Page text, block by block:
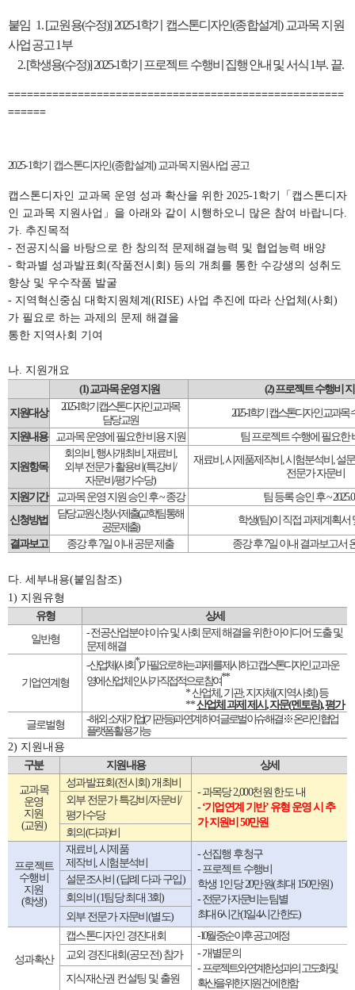
붙임 1. [교원용(수정)] 2025-1학기 캡스톤디자인(종합설계) 교과목 지원
사업 공고 1부
2. [학생용(수정)] 2025-1학기 프로젝트 수행비 집행 안내 및 서식 1부. 끝.
=====================================================
======
2025-1학기 캡스톤디자인(종합설계) 교과목 지원사업 공고
캡스톤디자인 교과목 운영 성과 확산을 위한 2025-1학기「캡스톤디자
인 교과목 지원사업」을 아래와 같이 시행하오니 많은 참여 바랍니다.
가. 추진목적
- 전공지식을 바탕으로 한 창의적 문제해결능력 및 협업능력 배양
- 학과별 성과발표회(작품전시회) 등의 개최를 통한 수강생의 성취도
향상 및 우수작품 발굴
- 지역혁신중심 대학지원체계(RISE) 사업 추진에 따라 산업체(사회)
가 필요로 하는 과제의 문제 해결을
통한 지역사회 기여
나. 지원개요
(1)교과목 운영 지원 (2)프로젝트 수행비
지원대상
2025-1학기 캡스톤디자인 교과목
담당 교원
2025-1학기 캡스톤디자인 교과목
지원내용
교과목 운영에 필요한 비용 지원 팀 프로젝트 수행에 필요한
지원항목
회의비 ,행사개최비 ,재료비 ,
외부 전문가 활용비(특강비/
자문비/평가수당)
재료비 ,시제품제작비 ,시험분석비 ,설
전문가 자문비
지원기간
교과목 운영 지원 승인 후~종강 팀 등록 승인 후~
신청방법
담당 교원 신청서 제출(교학팀 통해
공문 제출)
학생(팀)이 직접 과제계획서
결과보고
종강 후7일 이내 공문 제출 종강 후7일 이내 결과보고서
다. 세부내용(붙임참조)
1) 지원유형
유형
상세
일반형
-전공산업분야 이슈 및 사회 문제 해결을 위한 아이디어 도출 및
문제 해결
기업연계형
-산업체 (사회*)가 필요로 하는 과제를 제시하고 캡스톤디자인 교과 운
영에 산업체 인사가 직접적으로 참여**
*산업체 ,기관,지자체 (지역사회)등
**산업체 과제 제시 ,자문(멘토링),평가
글로벌형
-해외 소재 기업(기관 등)과 연계하여 글로벌 이슈 해결 ※ 온라인 협업
플랫폼 활용 가능
2) 지원내용
구분
지원내용 상세
교과목
운영
지원
(교원)
성과발표회 (전시회)개최비
-과목당2,000천원 한도 내
-‘기업연계 기반’ 유형 운영 시 추
가 지원비50만원
외부 전문가 특강비 /자문비/
평가수당
회의 (다과)비
프로젝트
수행비
지원
(학생)
재료비 ,시제품
제작비 ,시험분석비
-선집행 후청구
-프로젝트 수행비
학생 1인당20만원(최대 150만원)
-전문가 자문비는 팀별
최대 6시간(1일4시간 한도)
설문조사비(답례 다과 구입)
회의비(1팀당 최대 3회)
외부 전문가 자문비 (별도)
성과확산
캡스톤디자인 경진대회 - 10월 중순 이후 공고 예정
교외 경진대회 (공모전) 참가 -개별문의
-프로젝트와 연계한 성과의 고도화 및
확산을 위한 지원 건에 한함
지식재산권 컨설팅 및 출원